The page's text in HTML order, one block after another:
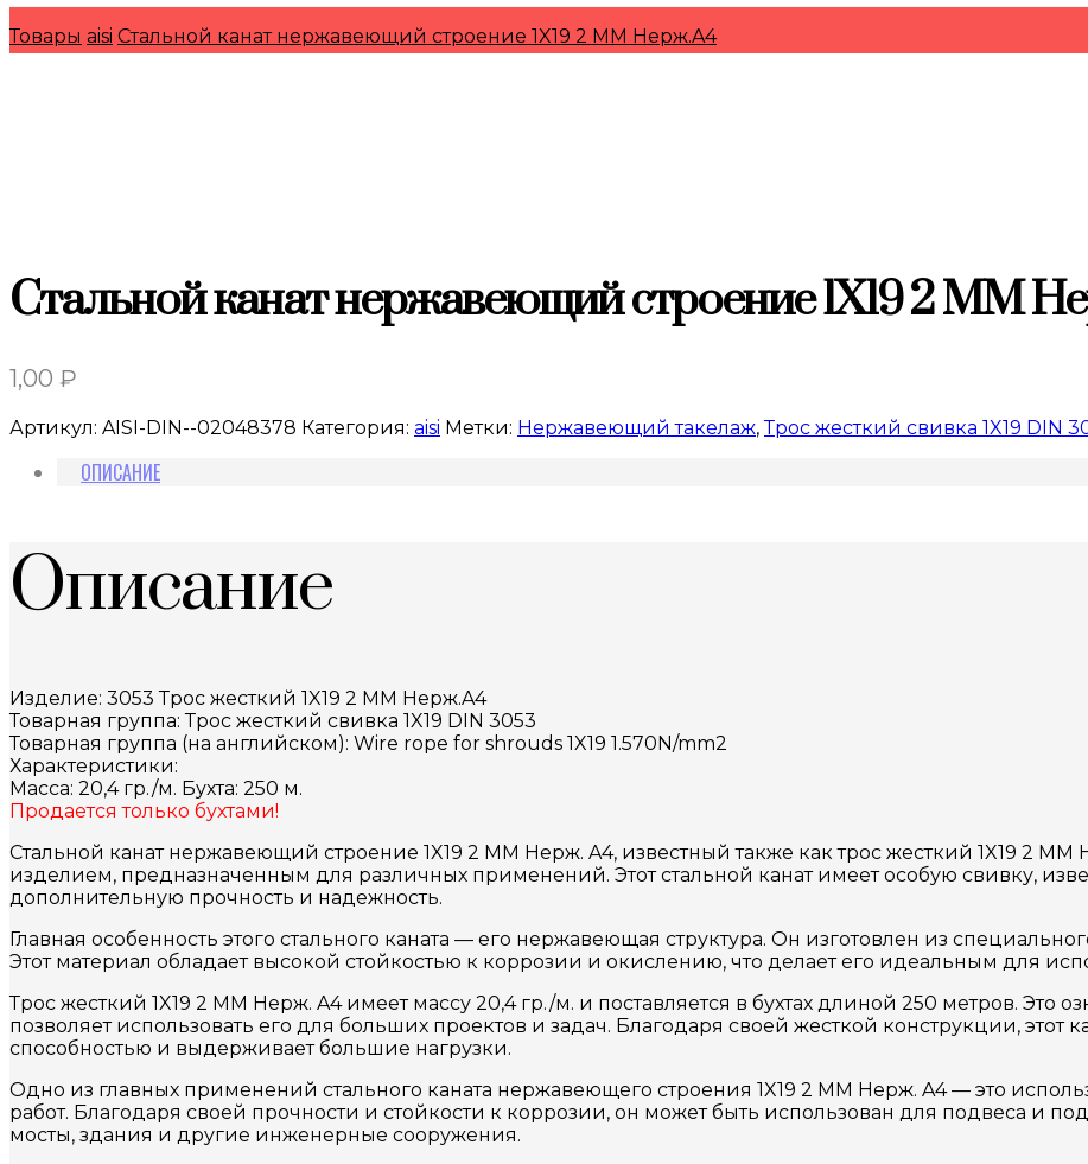
Товары aisi Стальной канат нержавеющий строение 1X19 2 MM Нерж.A4
Стальной канат нержавеющий строение 1X19 2 MM
1,00 ₽
Артикул: AISI-DIN--02048378 Категория: aisi Метки: Нержавеющий такелаж,Трос жесткий свивка 1X19 DIN
ОПИСАНИЕ
Описание
Изделие: 3053 Трос жесткий 1X19 2 MM Нерж.A4
Товарная группа: Трос жесткий свивка 1X19 DIN 3053
Товарная группа (на английском): Wire rope for shrouds 1X19 1.570N/mm2
Характеристики:
Масса: 20,4 гр./м. Бухта: 250 м.
Продается только бухтами!
Стальной канат нержавеющий строение 1X19 2 MM Нерж. A4, известный также как трос жесткий 1X19 2
изделием, предназначенным для различных применений. Этот стальной канат имеет особую свивку,
дополнительную прочность и надежность.
Главная особенность этого стального каната — его нержавеющая структура. Он изготовлен из
Этот материал обладает высокой стойкостью к коррозии и окислению, что делает его идеальным для
Трос жесткий 1X19 2 MM Нерж. A4 имеет массу 20,4 гр./м. и поставляется в бухтах длиной 250 метров. Это
позволяет использовать его для больших проектов и задач. Благодаря своей жесткой конструкции, этот
способностью и выдерживает большие нагрузки.
Одно из главных применений стального каната нержавеющего строения 1X19 2 MM Нерж. A4 — это
работ. Благодаря своей прочности и стойкости к коррозии, он может быть использован для подвеса и
мосты, здания и другие инженерные сооружения.